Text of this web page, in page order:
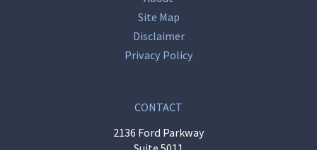
Site Map
Disclaimer
Privacy Policy
CONTACT
2136 Ford Parkway